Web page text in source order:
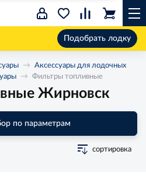
Подобрать лодку
Аксессуары для лодочных
Фильтры топливные
Жирновск
по параметрам
сортировка